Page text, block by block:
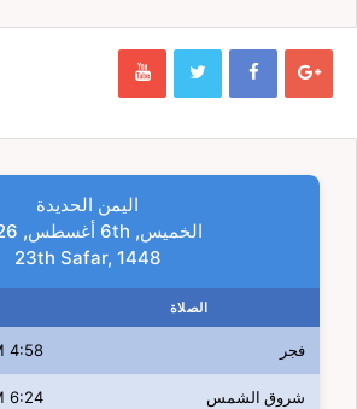
اليمن الحديدة
الخميس, 6th أغسطس, 2026
23th Safar, 1448
الصلاة
فجر 4:58 AM
شروق الشمس 6:24 AM